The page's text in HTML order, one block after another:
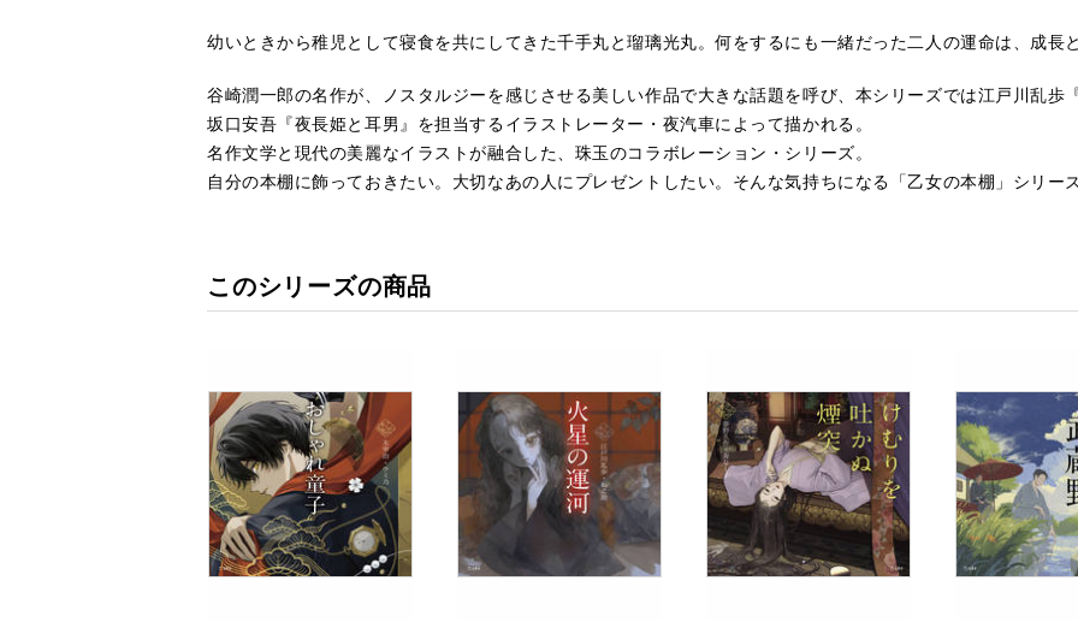
幼いときから稚児として寝食を共にしてきた千手丸と瑠璃光丸。何をするにも一緒だった二人の運命は、成長
谷崎潤一郎の名作が、ノスタルジーを感じさせる美しい作品で大きな話題を呼び、本シリーズでは江戸川乱歩
坂口安吾『夜長姫と耳男』を担当するイラストレーター・夜汽車によって描かれる。
名作文学と現代の美麗なイラストが融合した、珠玉のコラボレーション・シリーズ。
自分の本棚に飾っておきたい。大切なあの人にプレゼントしたい。そんな気持ちになる「乙女の本棚」シリー
このシリーズの商品